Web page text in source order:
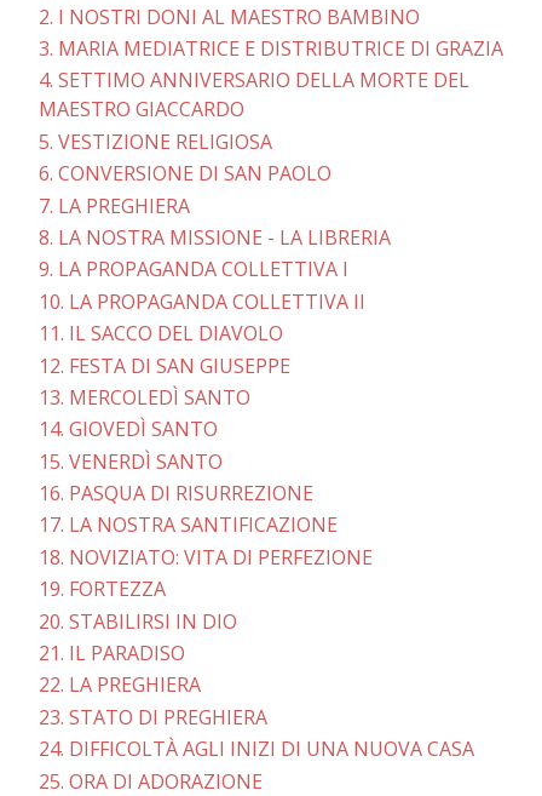
2. I NOSTRI DONI AL MAESTRO BAMBINO
3. MARIA MEDIATRICE E DISTRIBUTRICE DI GRAZIA
4. SETTIMO ANNIVERSARIO DELLA MORTE DEL
MAESTRO GIACCARDO
5. VESTIZIONE RELIGIOSA
6. CONVERSIONE DI SAN PAOLO
7. LA PREGHIERA
8. LA NOSTRA MISSIONE - LA LIBRERIA
9. LA PROPAGANDA COLLETTIVA I
10. LA PROPAGANDA COLLETTIVA II
11. IL SACCO DEL DIAVOLO
12. FESTA DI SAN GIUSEPPE
13. MERCOLEDÌ SANTO
14. GIOVEDÌ SANTO
15. VENERDÌ SANTO
16. PASQUA DI RISURREZIONE
17. LA NOSTRA SANTIFICAZIONE
18. NOVIZIATO: VITA DI PERFEZIONE
19. FORTEZZA
20. STABILIRSI IN DIO
21. IL PARADISO
22. LA PREGHIERA
23. STATO DI PREGHIERA
24. DIFFICOLTÀ AGLI INIZI DI UNA NUOVA CASA
25. ORA DI ADORAZIONE